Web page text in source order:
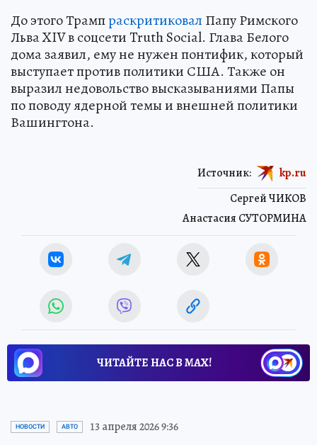
До этого Трампраскритиковал Папу Римского
Льва XIV в соцсети Truth Social. Глава Белого
дома заявил, ему не нужен понтифик, который
выступает против политики США. Также он
выразил недовольство высказываниями Папы
по поводу ядерной темы и внешней политики
Вашингтона.
Сергей ЧИКОВ
Анастасия СУТОРМИНА
Источник: kp.ru
ЧИТАЙТЕ НАС В МАХ!
НОВОСТИ АВТО 13 апреля 2026 9:36